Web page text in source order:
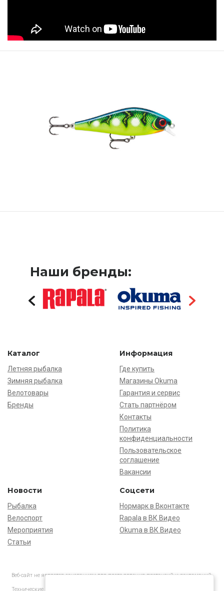
Наши бренды:
Каталог
Летняя рыбалка
Зимняя рыбалка
Велотовары
Бренды
Информация
Где купить
Магазины Okuma
Гарантия и сервис
Стать партнёром
Контакты
Политика
конфиденциальности
Пользовательское
соглашение
Вакансии
Новости
Рыбалка
Велоспорт
Мероприятия
Статьи
Соцсети
Нормарк в Вконтакте
Rapala в ВК Видео
Okuma в ВК Видео
Веб-сайт не является основанием для предъявления претензий и рекламаций,
Технические характеристики товаров могут отличаться от указанных на сайте.